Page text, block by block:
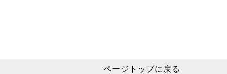
ページトップに戻る